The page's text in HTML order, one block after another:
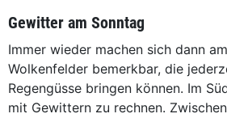
Gewitter am Sonntag
Immer wieder machen sich dann
Wolkenfelder bemerkbar, die
Regengüsse bringen können. Im
mit Gewittern zu rechnen.